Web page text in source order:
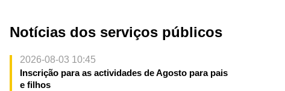
Notícias dos serviços públicos
2026-08-03 10:45
Inscrição para as actividades de Agosto para pais
e filhos